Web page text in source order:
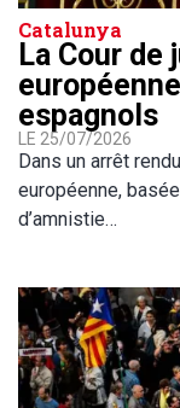
Catalunya
La Cour de
espagnols
LE 25/07/2026
Dans un arrêt
européenne,
d’amnistie…